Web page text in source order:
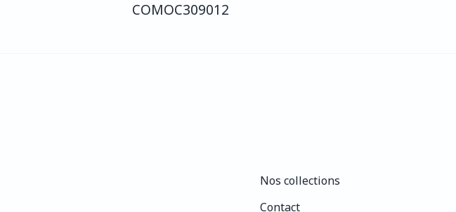
COMOC309012
Nos collections
Contact